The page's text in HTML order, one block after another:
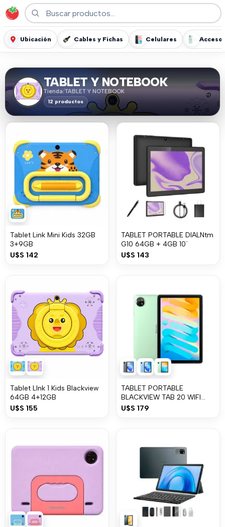
Ubicación Cables y Fichas Celulares
TABLET Y NOTEBOOK
Tienda/TABLET Y NOTEBOOK
12 productos
Tablet Link Mini Kids 32GB
3+9GB
U$S 142
TABLET PORTABLE DIALNtm
G10 64GB + 4GB 10¨
U$S 143
Tablet LInk 1 Kids Blackview
64GB 4+12GB
U$S 155
TABLET PORTABLE
BLACKVIEW TAB 20 WIFI
4+8GB 64GB
U$S 179